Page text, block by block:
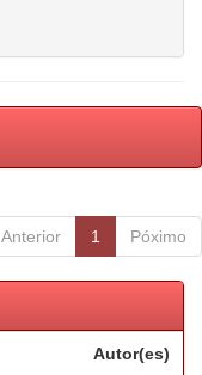
Anterior 1 Póximo
Autor(es)